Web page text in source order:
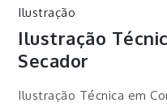
Ilustração
Ilustração
Secador
Ilustração Técnica em